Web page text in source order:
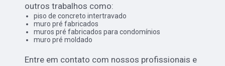
outros trabalhos como:
piso de concreto intertravado
muro pré fabricados
muros pré fabricados para condomínios
muro pré moldado
Entre em contato com nossos profissionais e